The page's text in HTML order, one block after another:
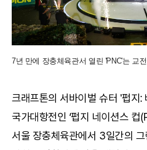
7년 만에 장충체육관서 열린 'PNC'는 교
크래프톤의 서바이벌 슈터 '펍지:
국가대항전인 ‘펍지 네이션스
서울 장충체육관에서 3일간의